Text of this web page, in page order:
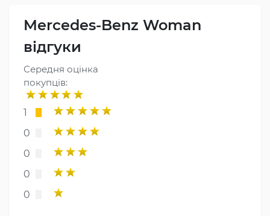
Mercedes-Benz Woman
відгуки
Середня оцінка
покупців:
1
0
0
0
0